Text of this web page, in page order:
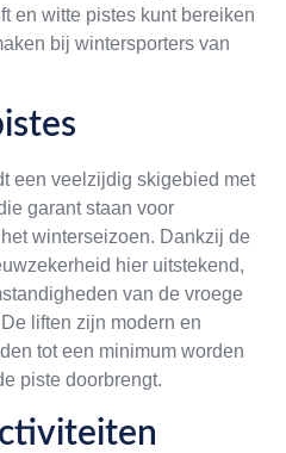
en witte pistes kunt bereiken
bij wintersporters van
een veelzijdig skigebied met
garant staan voor
winterseizoen. Dankzij de
hier uitstekend,
van de vroege
liften zijn modern en
tot een minimum worden
piste doorbrengt.